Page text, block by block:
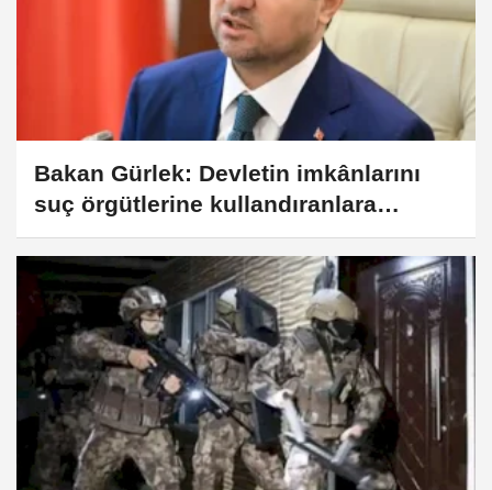
Bakan Gürlek: Devletin imkânlarını
suç örgütlerine kullandıranlara
müsamaha gösterilmeyecek